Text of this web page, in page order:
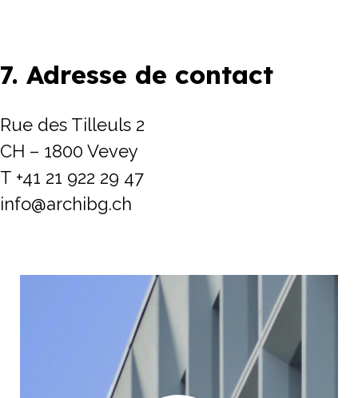
7. Adresse de contact
Rue des Tilleuls 2
CH – 1800 Vevey
T +41 21 922 29 47
info@archibg.ch